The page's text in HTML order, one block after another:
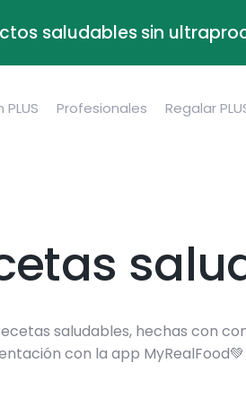
saludables sin
PLUS Profesionales Regalar
saludables, hechas con
con la app MyRealFood💚